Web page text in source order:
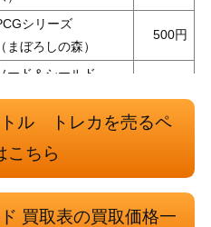
シリーズ
（まぼろしの森）
500
ード＆シールド
VMAXクライマック
）
1,800
カーレット＆バイオ
シャイニートレジャ
ex）
200
トル トレカを売るペ
こちら
買取表の買取価格一